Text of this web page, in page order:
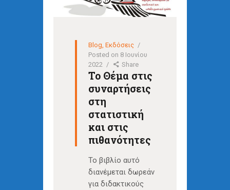
Blog ,Εκδόσεις
Posted on 8 Ιουνίου
2022
Share
Το Θέμα στις
συναρτήσεις
στη
στατιστική
και στις
πιθανότητες
Το βιβλίο αυτό
διανέμεται δωρεάν
για διδακτικούς